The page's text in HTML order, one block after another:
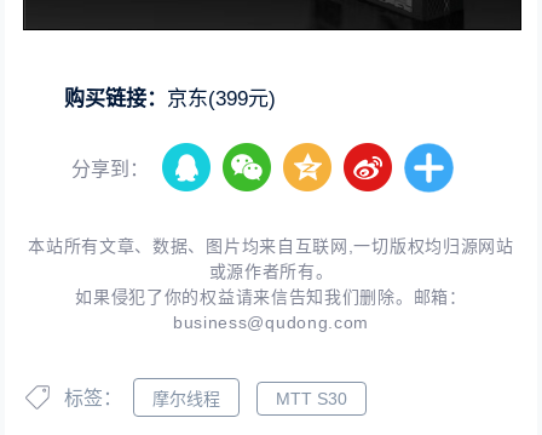
购买链接： 京东(399元)
分享到：
本站所有文章、数据、图片均来自互联网,一切版权均归源网站
或源作者所有。
如果侵犯了你的权益请来信告知我们删除。邮箱：
business@qudong.com
标签： 摩尔线程 MTT S30